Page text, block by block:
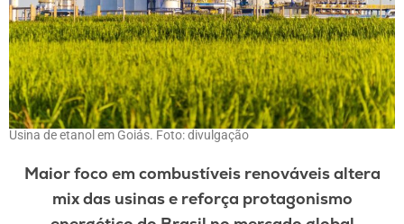
Usina de etanol em Goiás. Foto: divulgação
Maior foco em combustíveis renováveis altera
mix das usinas e reforça protagonismo